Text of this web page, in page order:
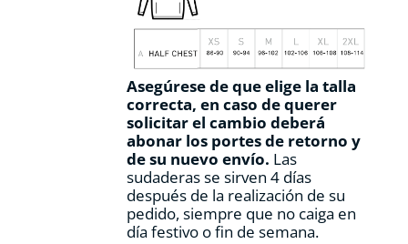
Asegúrese de que elige la talla
correcta, en caso de querer
solicitar el cambio deberá
abonar los portes de retorno y
de su nuevo envío. Las
sudaderas se sirven 4 días
después de la realización de su
pedido, siempre que no caiga en
día festivo o fin de semana.